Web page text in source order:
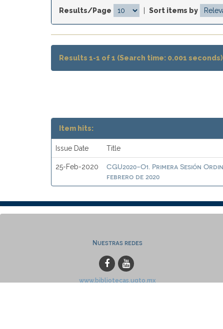
Results/Page Sort items by
Results 1-1 of 1 (Search time: 0.001
Item hits:
Issue Date Title
25-Feb-2020
CGU2020-O1. Primera Sesión
febrero de 2020
Nuestras redes
www.bibliotecas.ugto.mx